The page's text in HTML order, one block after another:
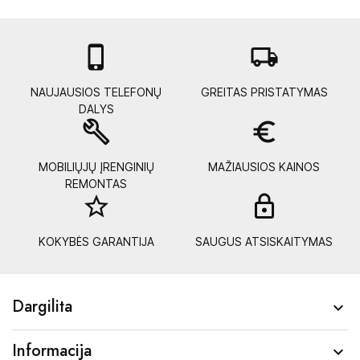

NAUJAUSIOS TELEFONŲ
DALYS
local_shipping
GREITAS PRISTATYMAS
build
MOBILIŲJŲ ĮRENGINIŲ
REMONTAS
euro_symbol
MAŽIAUSIOS KAINOS
star_border
KOKYBĖS GARANTIJA SAUGUS ATSISKAITYMAS
Dargilita 
Informacija 